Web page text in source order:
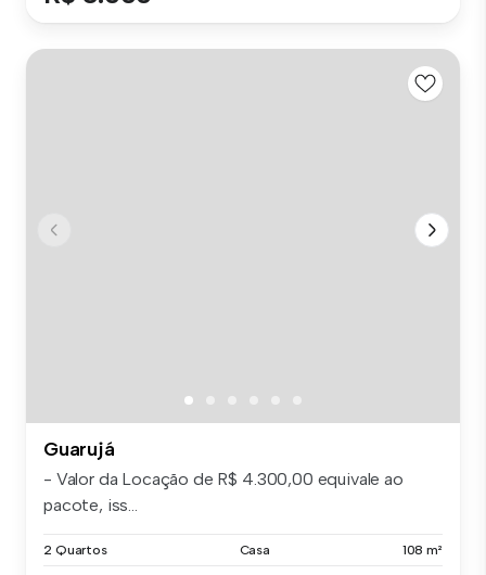
Guarujá
- Valor da Locação de R$ 4.300,00 equivale ao
pacote, iss...
2 Quartos Casa 108 m²